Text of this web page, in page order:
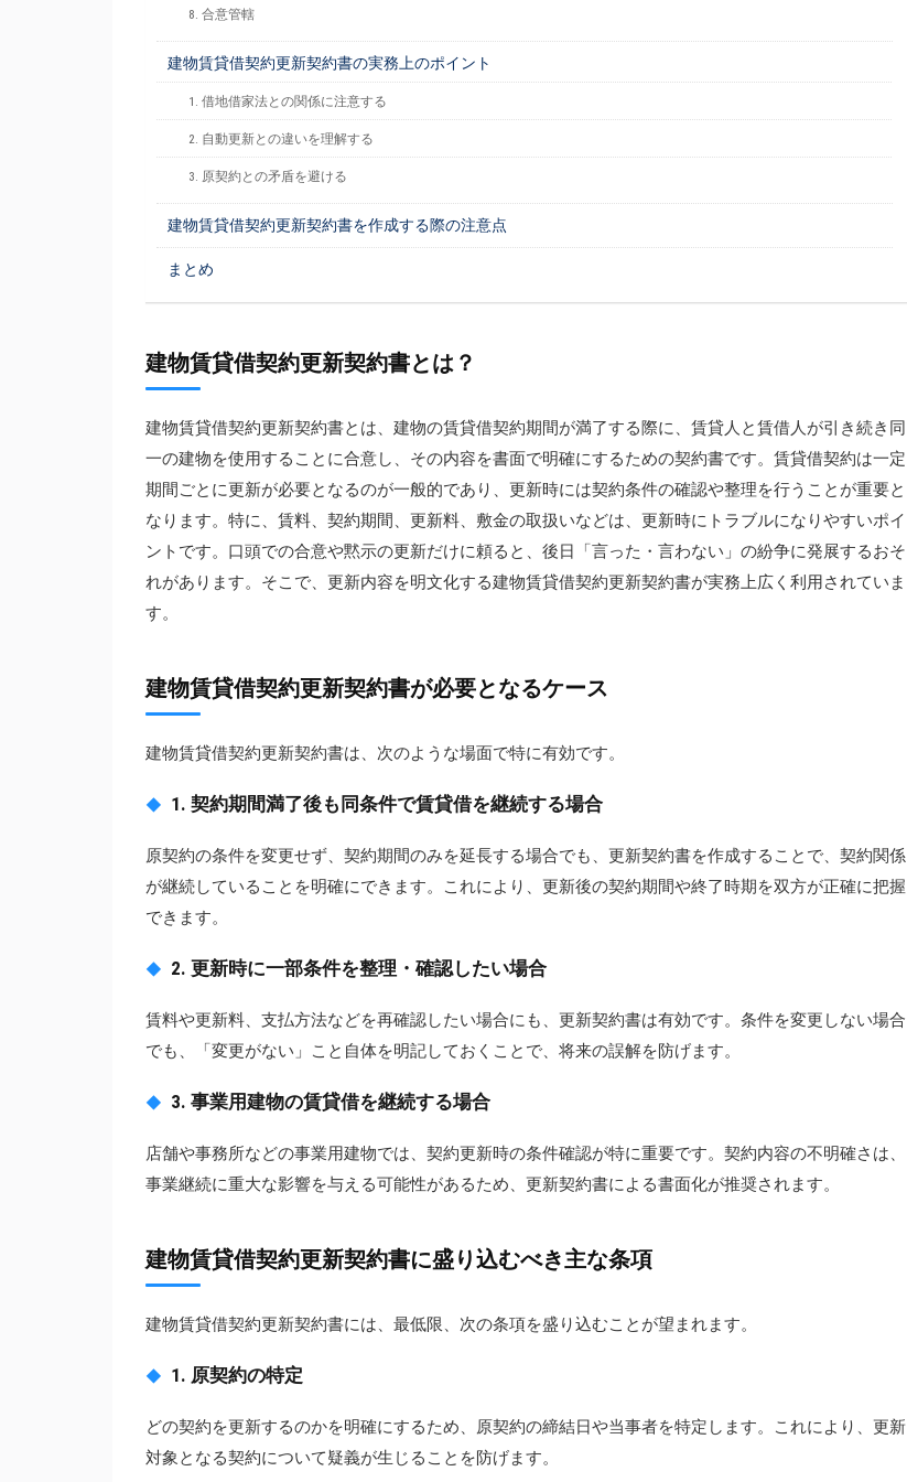
8. 合意管轄
建物賃貸借契約更新契約書の実務上のポイント
1. 借地借家法との関係に注意する
2. 自動更新との違いを理解する
3. 原契約との矛盾を避ける
建物賃貸借契約更新契約書を作成する際の注意点
まとめ
建物賃貸借契約更新契約書とは？
建物賃貸借契約更新契約書とは、建物の賃貸借契約期間が満了する際に、賃貸人と賃借人が引き続き同
一の建物を使用することに合意し、その内容を書面で明確にするための契約書です。賃貸借契約は一定
期間ごとに更新が必要となるのが一般的であり、更新時には契約条件の確認や整理を行うことが重要と
なります。特に、賃料、契約期間、更新料、敷金の取扱いなどは、更新時にトラブルになりやすいポイ
ントです。口頭での合意や黙示の更新だけに頼ると、後日「言った・言わない」の紛争に発展するおそ
れがあります。そこで、更新内容を明文化する建物賃貸借契約更新契約書が実務上広く利用されていま
す。
建物賃貸借契約更新契約書が必要となるケース
建物賃貸借契約更新契約書は、次のような場面で特に有効です。
1. 契約期間満了後も同条件で賃貸借を継続する場合
原契約の条件を変更せず、契約期間のみを延長する場合でも、更新契約書を作成することで、契約関係
が継続していることを明確にできます。これにより、更新後の契約期間や終了時期を双方が正確に把握
できます。
2. 更新時に一部条件を整理・確認したい場合
賃料や更新料、支払方法などを再確認したい場合にも、更新契約書は有効です。条件を変更しない場合
でも、「変更がない」こと自体を明記しておくことで、将来の誤解を防げます。
3. 事業用建物の賃貸借を継続する場合
店舗や事務所などの事業用建物では、契約更新時の条件確認が特に重要です。契約内容の不明確さは、
事業継続に重大な影響を与える可能性があるため、更新契約書による書面化が推奨されます。
建物賃貸借契約更新契約書に盛り込むべき主な条項
建物賃貸借契約更新契約書には、最低限、次の条項を盛り込むことが望まれます。
1. 原契約の特定
どの契約を更新するのかを明確にするため、原契約の締結日や当事者を特定します。これにより、更新
対象となる契約について疑義が生じることを防げます。